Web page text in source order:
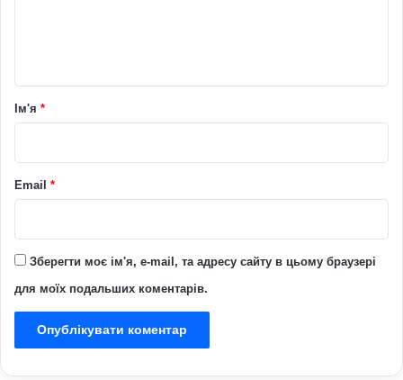
рІм'я *
Email *
Зберегти моє ім'я, e-mail, та адресу сайту в цьому браузері
для моїх подальших коментарів.